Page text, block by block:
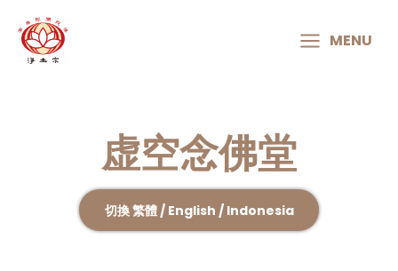
MENU
MENU
虚空念佛堂
切換 繁體 / English / Indonesia